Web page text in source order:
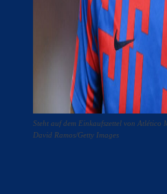
Steht auf dem Einkaufszettel von
David Ramos/Getty Images